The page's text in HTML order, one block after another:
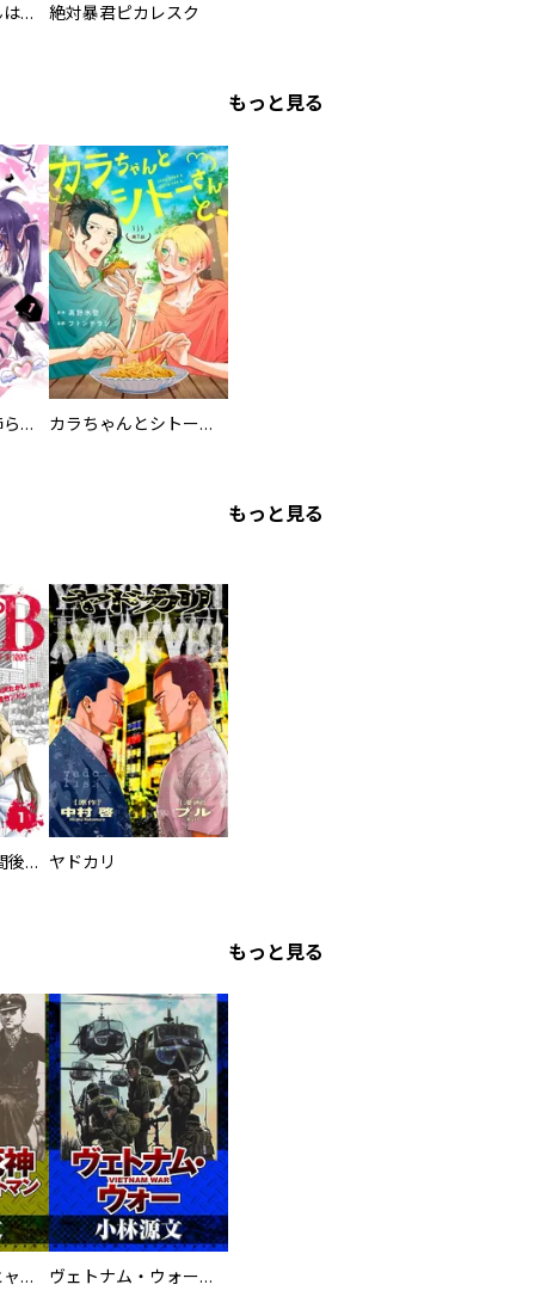
ヒミツの穂高くんは甘い匂いがする 分冊版 絶対暴君ピカレスク
もっと見る
カワイイ恋は着飾らない カラちゃんとシトーさんと、 【分冊版】
もっと見る
タイプＢ～48時間後、致死率100％～【単話】 ヤドカリ
もっと見る
鋼鉄の死神 ミヒャエル・ビットマン戦記 ヴェトナム・ウォー VIETNAM WAR